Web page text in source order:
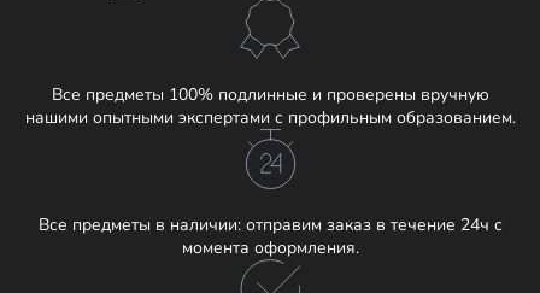
Все предметы 100% подлинные и проверены вручную
нашими опытными экспертами с профильным образованием.
Все предметы в наличии: отправим заказ в течение 24ч с
момента оформления.